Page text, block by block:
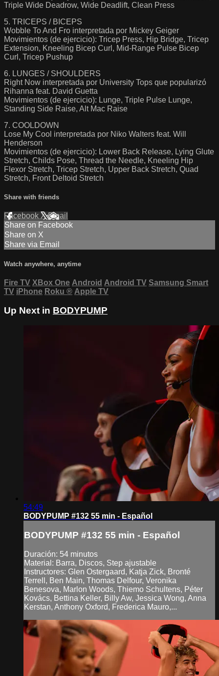
Triple Wide Deadrow, Wide Deadlift, Clean Press
5. TRICEPS / BICEPS
Wobble To And Fro interpretada por Mickey Geiger
Movimientos (de ejercicio): Tricep Press, Hip Bridge, Tricep
Extension, Kneeling Bicep Curl, Mid-Range Pulse Bicep
Curl, Tricep Pushup
6. LUNGES / SHOULDERS
Right Now interpretada por University Tops que popularizó
Rihanna feat. David Guetta
Movimientos (de ejercicio): Lunge, Triple Pulse Lunge,
Standing Side Raise, Alt Mac Raise
7. COOLDOWN
Lose My Cool interpretada por Niko Walters feat. Will
Henderson
Movimientos (de ejercicio): Lower Back Release, Lying Glute
Stretch, Childs Pose, Thread the Needle, Kneeling Hip
Flexor Stretch, Tricep Stretch, Upper Back Stretch, Quad
Stretch, Front Deltoid Stretch
Share with friends
Facebook XEmail
Share on Facebook
Share on X
Share via Email
Watch anywhere, anytime
Fire TV XBox One Android Android TV Samsung Smart
TV iPhone Roku ® Apple TV
Up Next in BODYPUMP
54:49
BODYPUMP #132 55 min - Español
BODYPUMP #132 55 min - Español
Duración: 54 minutos
Material: Barra, Discos, Step ajustable
Instructores: Glen Ostergaard, Katja Zick, Bronté
Terrell, Ben Main, Thomas Delfour, Veronika
Benesova, Marlon Woods, Thiemo Schultens, Péter
Kovács, Bettina Keller, Billy Aw, Jessica Wong, Anna
Kerstan, Anthony Oxford, Frederica Mauro,...